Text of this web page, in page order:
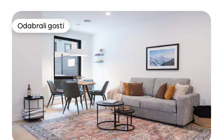
Odabrali gosti
Odabrali gosti